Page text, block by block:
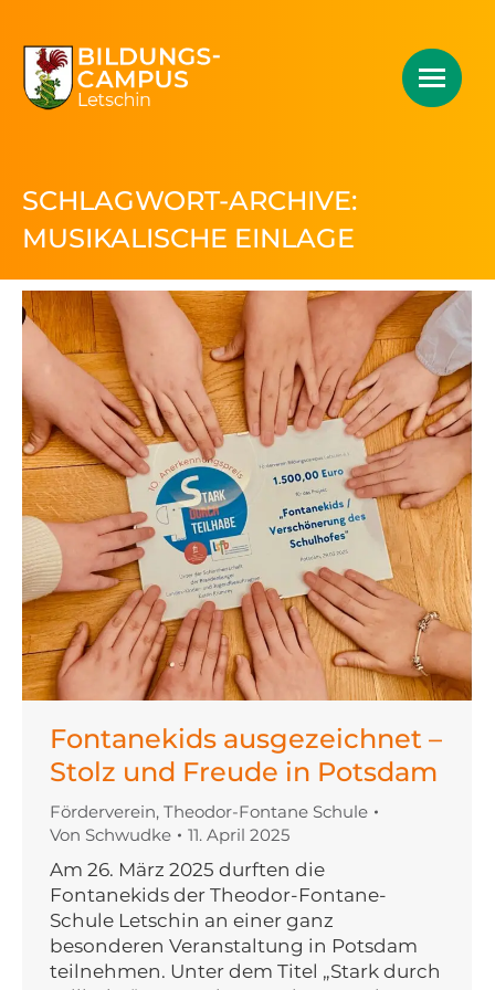
SCHLAGWORT-ARCHIVE:
MUSIKALISCHE EINLAGE
Fontanekids ausgezeichnet –
Stolz und Freude in Potsdam
Förderverein, Theodor-Fontane Schule
Von Schwudke 11. April 2025
Am 26. März 2025 durften die
Fontanekids der Theodor-Fontane-
Schule Letschin an einer ganz
besonderen Veranstaltung in Potsdam
teilnehmen. Unter dem Titel „Stark durch